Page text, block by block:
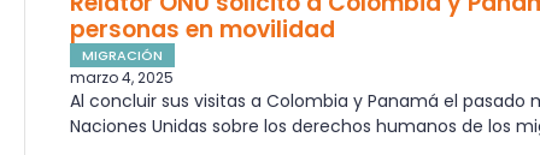
personas en movilidad
MIGRACIÓN
marzo 4, 2025
Al concluir sus visitas a Colombia y Panamá el pasado
Naciones Unidas sobre los derechos humanos de los